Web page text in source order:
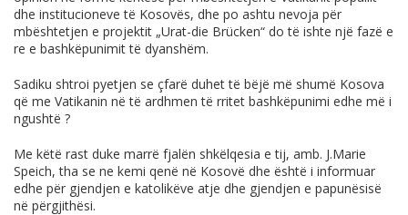
dhe institucioneve të Kosovës, dhe po ashtu nevoja për
mbështetjen e projektit „Urat-die Brücken“ do të ishte një fazë e
re e bashkëpunimit të dyanshëm.
Sadiku shtroi pyetjen se çfarë duhet të bëjë më shumë Kosova
që me Vatikanin në të ardhmen të rritet bashkëpunimi edhe më i
ngushtë ?
Me këtë rast duke marrë fjalën shkëlqesia e tij, amb. J.Marie
Speich, tha se ne kemi qenë në Kosovë dhe është i informuar
edhe për gjendjen e katolikëve atje dhe gjendjen e papunësisë
në përgjithësi.